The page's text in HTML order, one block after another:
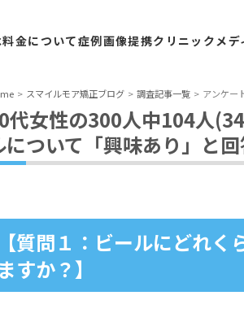
料金について症例画像提携クリニックメデ
スマイルモア矯正ブログ 調査記事一覧 アンケー
代女性の300人中104人
について「興味あり」と
質問１：ビールにどれく
すか？】